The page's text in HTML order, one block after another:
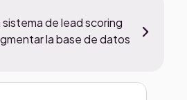
de lead scoring
la base de datos